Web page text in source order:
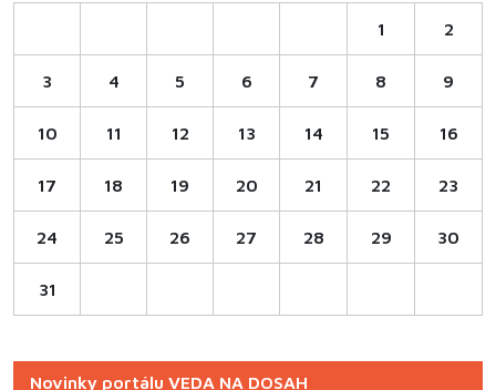
1 2
3 4 5 6 7 8 9
10 11 12 13 14 15 16
17 18 19 20 21 22 23
24 25 26 27 28 29 30
31
Novinky portálu VEDA NA DOSAH